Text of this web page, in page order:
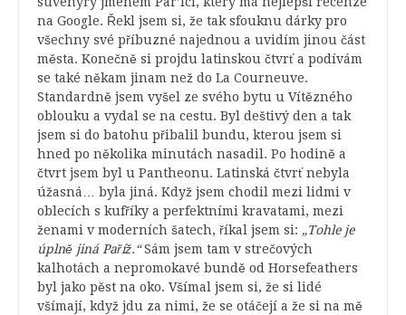
na Google. Řekl jsem si, že tak sfouknu dárky pro
všechny své příbuzné najednou a uvidím jinou část
města. Konečně si projdu latinskou čtvrť a podívám
se také někam jinam než do La Courneuve.
Standardně jsem vyšel ze svého bytu u Vítězného
oblouku a vydal se na cestu. Byl deštivý den a tak
jsem si do batohu přibalil bundu, kterou jsem si
hned po několika minutách nasadil. Po hodině a
čtvrt jsem byl u Pantheonu. Latinská čtvrť nebyla
úžasná… byla jiná. Když jsem chodil mezi lidmi v
oblecích s kufříky a perfektními kravatami, mezi
ženami v moderních šatech, říkal jsem si: „Tohle je
úplně jiná Paříž.“Sám jsem tam v strečových
kalhotách a nepromokavé bundě od Horsefeathers
byl jako pěst na oko. Všímal jsem si, že si lidé
všímají, když jdu za nimi, že se otáčejí a že si na mě